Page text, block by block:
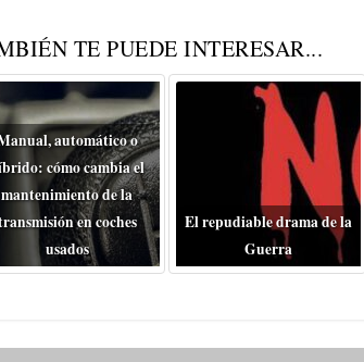
TE PUEDE INTERESAR...
automático o
cómo cambia el
mantenimiento de la
en coches
usados
El repudiable drama de la
Guerra